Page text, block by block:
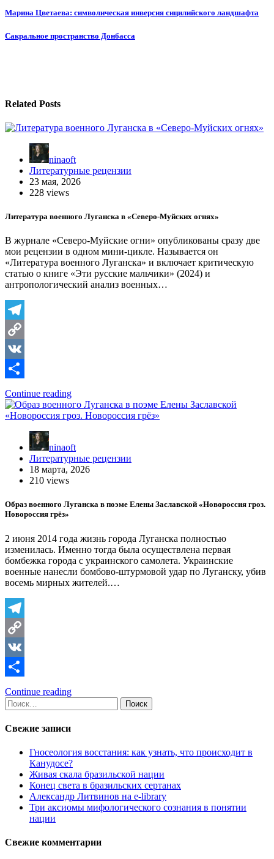
Навигация
по
Марина Цветаева: символическая инверсия сицилийского ландшафта
Сакральное пространство Донбасса
Related Posts
ninaoft
Литературные рецензии
23 мая, 2026
228 views
Литература военного Луганска в «Северо-Муйских огнях»
В журнале «Северо-Муйские огни» опубликованы сразу две
мои рецензии в одном мини-цикле. Называется он
«Литература военного Луганска» и включает критическую
статью о книге «Эти русские мальчики» (2024) и
антропологический анализ военных…
Telegram
Copy
Link
VK
Отправить
Continue reading
ninaoft
Литературные рецензии
18 марта, 2026
210 views
Образ военного Луганска в поэме Елены Заславской «Новороссия гроз.
Новороссия грёз»
2 июня 2014 года жизнь города Луганска полностью
изменилась. Именно тогда была осуществлена первая
бомбежка города с украинского самолета. Украинские
военные нанесли бомбово-штурмовой удар по Луганску, убив
восемь мирных жителей.…
Telegram
Copy
Link
VK
Отправить
Continue reading
Найти:
Свежие записи
Гносеология восстания: как узнать, что происходит в
Канудосе?
Живая скала бразильской нации
Конец света в бразильских сертанах
Александр Литвинов на e-library
Три аксиомы мифологического сознания в понятии
нации
Свежие комментарии